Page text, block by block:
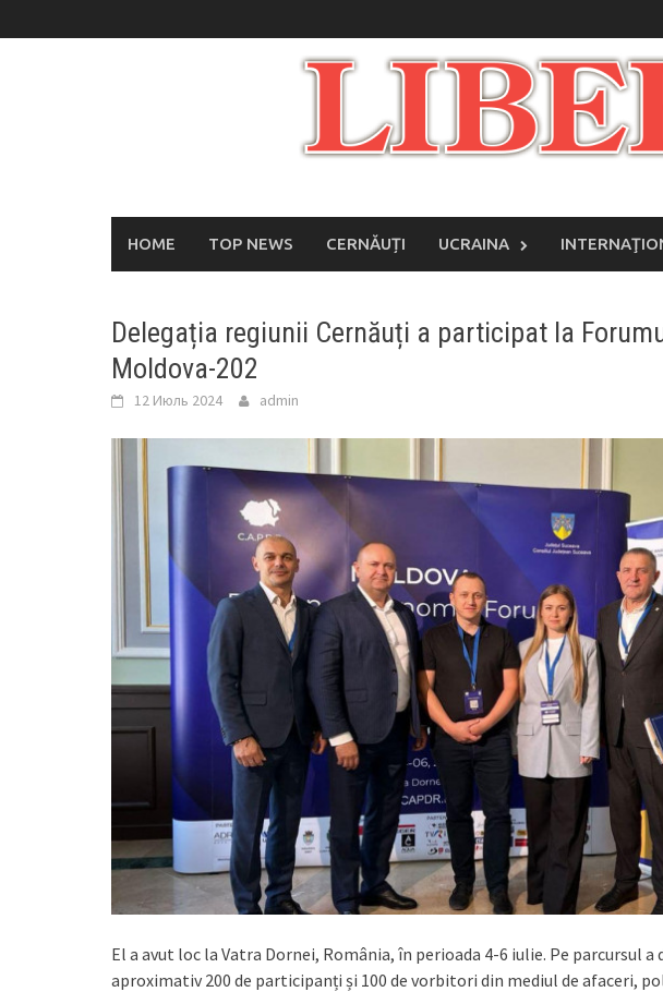
to
HOME TOP NEWS CERNĂUȚI UCRAINA
Delegația regiunii Cernăuți a participat la
Moldova-202
12 Июль 2024 admin
El a avut loc la Vatra Dornei, România, în perioada 4-6 iulie. Pe parcursul
aproximativ 200 de participanți și 100 de vorbitori din mediul de afaceri,